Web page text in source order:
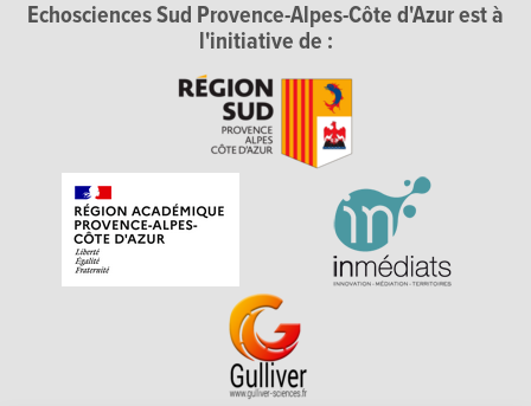
Echosciences Sud Provence-Alpes-Côte d'Azur est à
l'initiative de :